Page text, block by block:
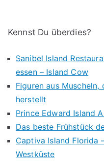
Kennst Du überdies?
Sanibel Island
essen – Island Cow
Figuren aus
herstellt
Prince Edward Island
Das beste Frühstück
Captiva Island Florida
Westküste